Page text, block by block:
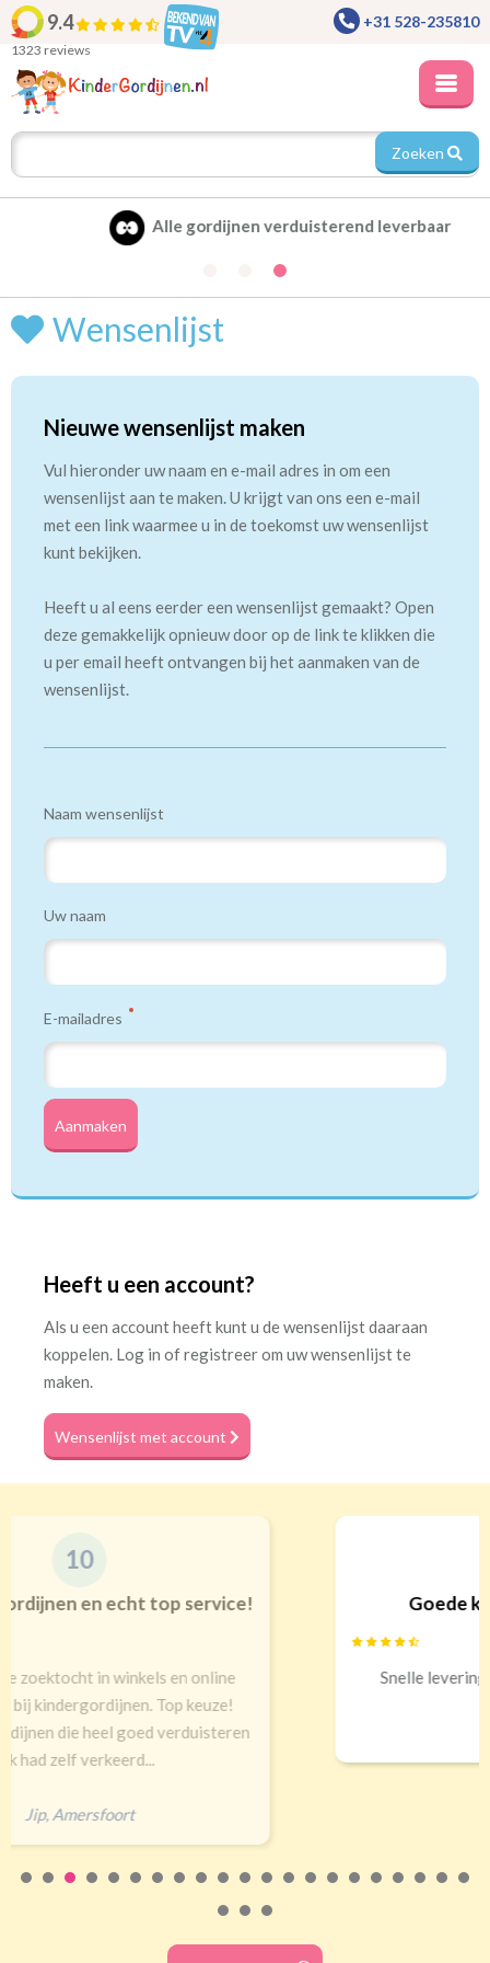
9.4
1323 reviews
+31 528-235810
Zoeken
Alle gordijnen verduisterend leverbaar
Wensenlijst
Nieuwe wensenlijst maken
Vul hieronder uw naam en e-mail adres in om een
wensenlijst aan te maken. U krijgt van ons een e-mail
met een link waarmee u in de toekomst uw wensenlijst
kunt bekijken.
Heeft u al eens eerder een wensenlijst gemaakt? Open
deze gemakkelijk opnieuw door op de link te klikken die
u per email heeft ontvangen bij het aanmaken van de
wensenlijst.
Naam wensenlijst
Uw naam
E-mailadres
Aanmaken
Heeft u een account?
Als u een account heeft kunt u de wensenlijst daaraan
koppelen. Log in of registreer om uw wensenlijst te
maken.
Wensenlijst met account
Goede kwaliteit en service!
Snelle levering, alles netjes aangekomen
Erald,